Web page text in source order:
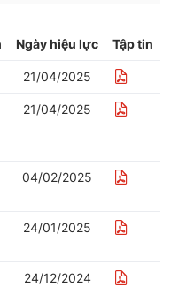
Ngày hiệu lực Tập tin
21/04/2025
21/04/2025
04/02/2025
24/01/2025
24/12/2024